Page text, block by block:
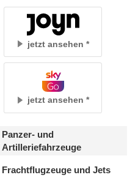
jetzt ansehen
jetzt ansehen
Panzer- und
Artilleriefahrzeuge
Frachtflugzeuge und Jets